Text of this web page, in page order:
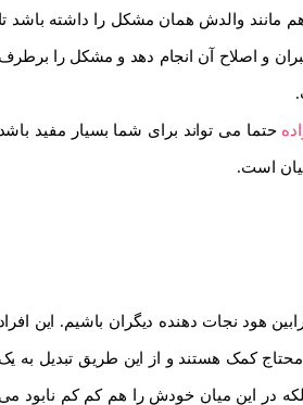
مانند والدش همان مشکل را داشته باشد تا
و اصلاح آن انجام دهد و مشکل را برطرف
حتما می تواند برای شما بسیار مفید باشد
است.
نجات دهنده دیگران باشیم. این افراد
کمک هستند و از این طریق تبدیل به یک
در این میان خودش را هم کم کم نابود می